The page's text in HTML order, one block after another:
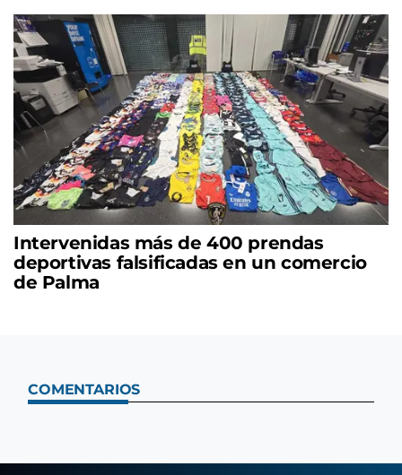
Intervenidas más de 400 prendas
deportivas falsificadas en un comercio
de Palma
COMENTARIOS